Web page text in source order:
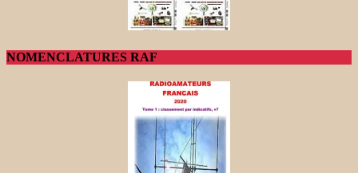
NOMENCLATURES RAF